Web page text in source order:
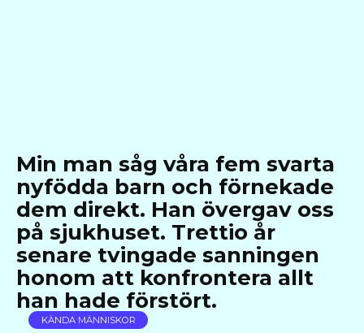
Min man såg våra fem svarta
nyfödda barn och förnekade
dem direkt. Han övergav oss
på sjukhuset. Trettio år
senare tvingade sanningen
honom att konfrontera allt
han hade förstört.
KÄNDA MÄNNISKOR